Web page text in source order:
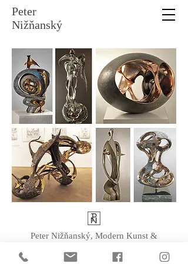
Peter
Nižňanský
Peter Nižňanský, Modern Kunst &